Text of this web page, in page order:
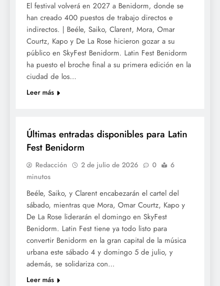
El festival volverá en 2027 a Benidorm, donde se
han creado 400 puestos de trabajo directos e
indirectos. | Beéle, Saiko, Clarent, Mora, Omar
Courtz, Kapo y De La Rose hicieron gozar a su
público en SkyFest Benidorm. Latin Fest Benidorm
ha puesto el broche final a su primera edición en la
ciudad de los…
Leer más
Últimas entradas disponibles para Latin
Fest Benidorm
Redacción 2 de julio de 2026 0
6
minutos
Beéle, Saiko, y Clarent encabezarán el cartel del
sábado, mientras que Mora, Omar Courtz, Kapo y
De La Rose liderarán el domingo en SkyFest
Benidorm. Latin Fest tiene ya todo listo para
convertir Benidorm en la gran capital de la música
urbana este sábado 4 y domingo 5 de julio, y
además, se solidariza con…
Leer más